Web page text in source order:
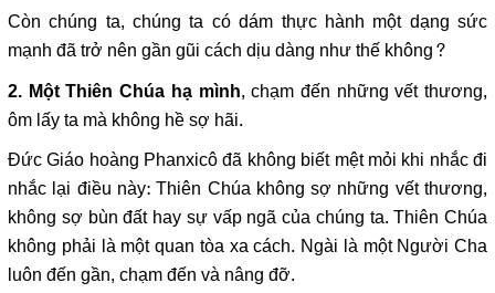
Còn chúng ta, chúng ta có dám thực hành một dạng sức
mạnh đã trở nên gần gũi cách dịu dàng như thế không?
2. Một Thiên Chúa hạ mình, chạm đến những vết thương,
ôm lấy ta mà không hề sợ hãi.
Đức Giáo hoàng Phanxicô đã không biết mệt mỏi khi nhắc đi
nhắc lại điều này: Thiên Chúa không sợ những vết thương,
không sợ bùn đất hay sự vấp ngã của chúng ta. Thiên Chúa
không phải là một quan tòa xa cách. Ngài là một Người Cha
luôn đến gần, chạm đến và nâng đỡ.